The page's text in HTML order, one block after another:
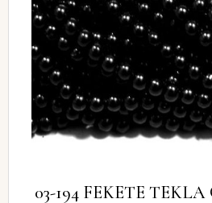
03-194 FEKETE